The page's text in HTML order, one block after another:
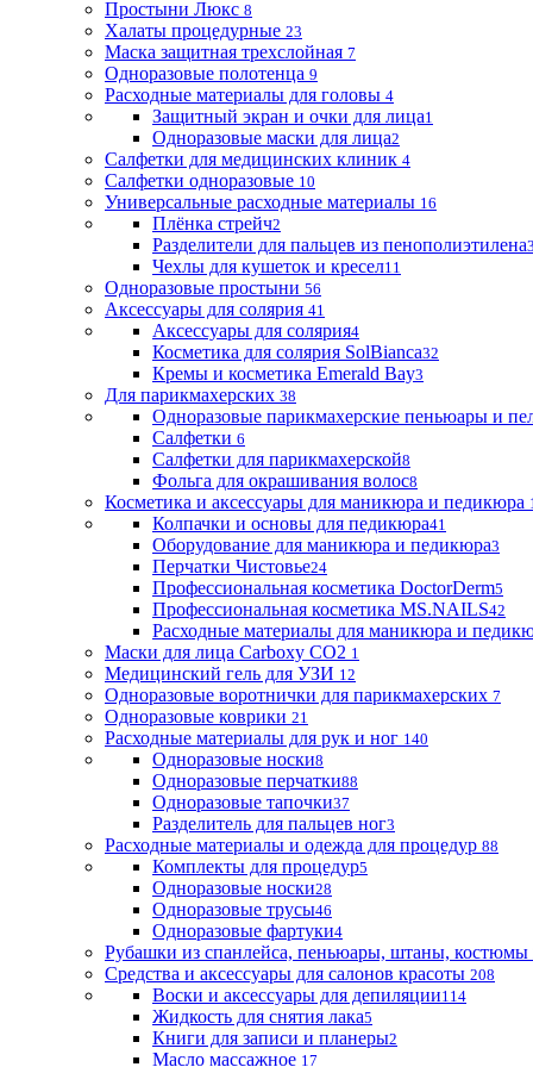
Простыни Люкс 8
Халаты процедурные 23
Маска защитная трехслойная 7
Одноразовые полотенца 9
Расходные материалы для головы 4
Защитный экран и очки для лица1
Одноразовые маски для лица2
Салфетки для медицинских клиник 4
Салфетки одноразовые 10
Универсальные расходные материалы 16
Плёнка стрейч2
Разделители для пальцев из пенополиэтилена3
Чехлы для кушеток и кресел11
Одноразовые простыни 56
Аксессуары для солярия 41
Аксессуары для солярия4
Косметика для солярия SolBianca32
Кремы и косметика Emerald Bay3
Для парикмахерских 38
Одноразовые парикмахерские пеньюары и
Салфетки 6
Салфетки для парикмахерской8
Фольга для окрашивания волос8
Косметика и аксессуары для маникюра и педикюра
Колпачки и основы для педикюра41
Оборудование для маникюра и педикюра3
Перчатки Чистовье24
Профессиональная косметика DoctorDerm5
Профессиональная косметика MS.NAILS42
Расходные материалы для маникюра и
Маски для лица Carboxy CO2 1
Медицинский гель для УЗИ 12
Одноразовые воротнички для парикмахерских 7
Одноразовые коврики 21
Расходные материалы для рук и ног 140
Одноразовые носки8
Одноразовые перчатки88
Одноразовые тапочки37
Разделитель для пальцев ног3
Расходные материалы и одежда для процедур 88
Комплекты для процедур5
Одноразовые носки28
Одноразовые трусы46
Одноразовые фартуки4
Рубашки из спанлейса, пеньюары, штаны, костюмы
Средства и аксессуары для салонов красоты 208
Воски и аксессуары для депиляции114
Жидкость для снятия лака5
Книги для записи и планеры2
Масло массажное 17